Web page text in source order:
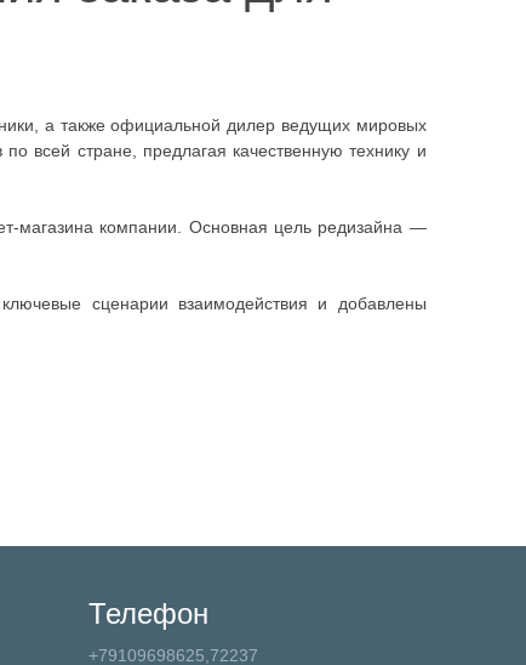
а также официальной дилер ведущих мировых
всей стране, предлагая качественную технику и
магазина компании. Основная цель редизайна —
сценарии взаимодействия и добавлены
Телефон
+79109698625,72237